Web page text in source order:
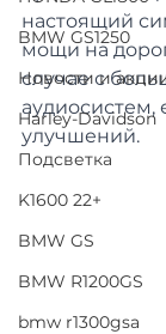
BMW GS1250
Новости и
Harley-Davidson
Подсветка
K1600 22+
BMW GS
BMW R1200GS
bmw r1300gsa
настоящий
мощи на
случае с
аудиосистем,
улучшений.